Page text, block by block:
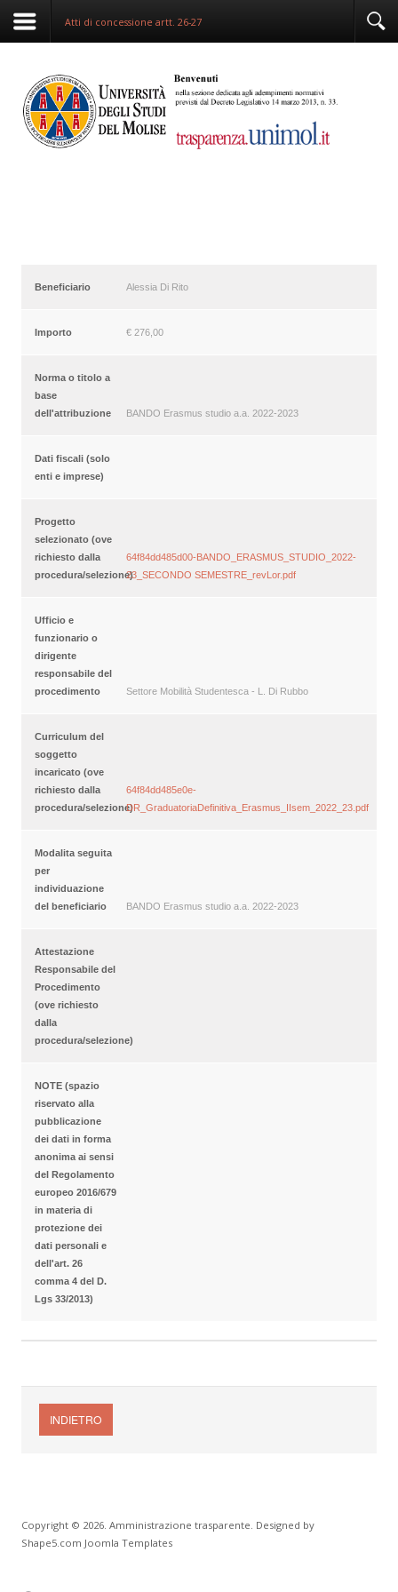
Atti di concessione artt. 26-27
Beneficiario Alessia Di Rito
Importo € 276,00
Norma o titolo a
base
dell'attribuzione
BANDO Erasmus studio a.a. 2022-2023
Dati fiscali (solo
enti e imprese)
Progetto
selezionato (ove
richiesto dalla
procedura/selezione)
64f84dd485d00-BANDO_ERASMUS_STUDIO_2022-
23_SECONDO SEMESTRE_revLor.pdf
Ufficio e
funzionario o
dirigente
responsabile del
procedimento
Settore Mobilità Studentesca - L. Di Rubbo
Curriculum del
soggetto
incaricato (ove
richiesto dalla
procedura/selezione)
64f84dd485e0e-
DR_GraduatoriaDefinitiva_Erasmus_IIsem_2022_23.pdf
Modalita seguita
per
individuazione
del beneficiario
BANDO Erasmus studio a.a. 2022-2023
Attestazione
Responsabile del
Procedimento
(ove richiesto
dalla
procedura/selezione)
NOTE (spazio
riservato alla
pubblicazione
dei dati in forma
anonima ai sensi
del Regolamento
europeo 2016/679
in materia di
protezione dei
dati personali e
dell'art. 26
comma 4 del D.
Lgs 33/2013)
INDIETRO
Copyright © 2026. Amministrazione trasparente. Designed by
Shape5.com Joomla Templates